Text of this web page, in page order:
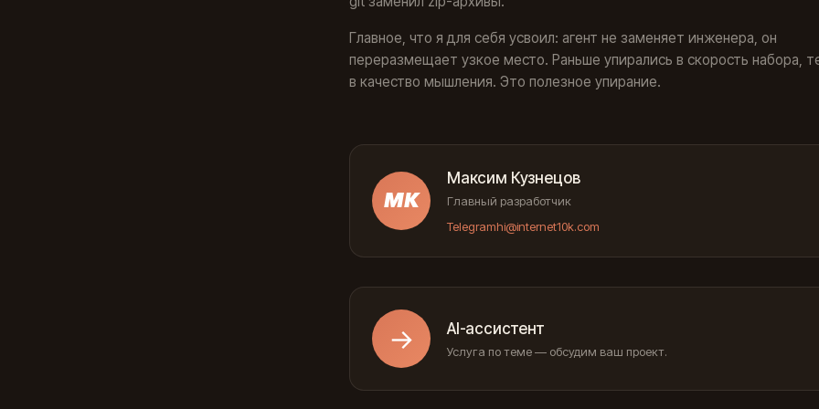
Главное, что я для себя усвоил: агент не заменяет инженера, он
переразмещает узкое место. Раньше упирались в скорость набора,
в качество мышления. Это полезное упирание.
МК
Максим Кузнецов
Главный разработчик
Telegramhi@internet10k.com
→ AI-ассистент
Услуга по теме — обсудим ваш проект.